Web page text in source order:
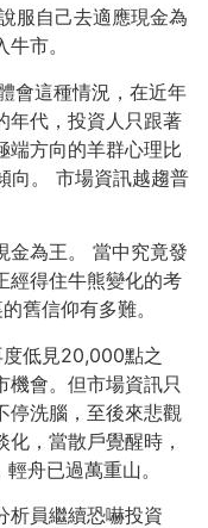
服自己去適應現金為
市。
會這種情況，在近年
年代，投資人只跟著
端方向的羊群心理比
向。 市場資訊越趨普
金為王。 當中究竟發
經得住牛熊變化的考
舊信仰有多難。
低見20,000點之
機會。但市場資訊只
停洗腦，至後來悲觀
，當散戶覺醒時，
舟已過萬重山。
析員繼續恐嚇投資